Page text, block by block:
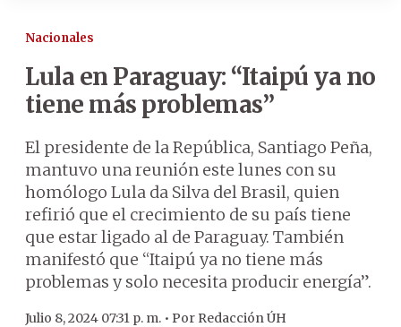
Nacionales
Lula en Paraguay: “Itaipú ya no
tiene más problemas”
El presidente de la República, Santiago Peña,
mantuvo una reunión este lunes con su
homólogo Lula da Silva del Brasil, quien
refirió que el crecimiento de su país tiene
que estar ligado al de Paraguay. También
manifestó que “Itaipú ya no tiene más
problemas y solo necesita producir energía”.
Julio 8, 2024 07:31 p. m. • Por Redacción ÚH